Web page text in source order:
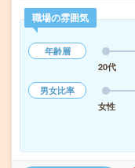
職場の雰囲気
年齢層
20代
男女比率
女性